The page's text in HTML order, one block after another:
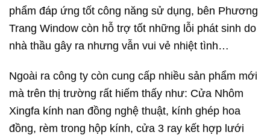
phẩm đáp ứng tốt công năng sử dụng, bên Phương
Trang Window còn hỗ trợ tốt những lỗi phát sinh do
nhà thầu gây ra nhưng vẫn vui vẻ nhiệt tình…
Ngoài ra công ty còn cung cấp nhiều sản phẩm mới
mà trên thị trường rất hiếm thấy như: Cửa Nhôm
Xingfa kính nan đồng nghệ thuật, kính ghép hoa
đồng, rèm trong hộp kính, cửa 3 ray kết hợp lưới